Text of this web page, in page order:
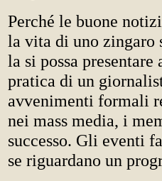
Perché le buone
la vita di uno zingaro
la si possa
pratica di un
avvenimenti formali
nei mass media, i
successo. Gli eventi
se riguardano un